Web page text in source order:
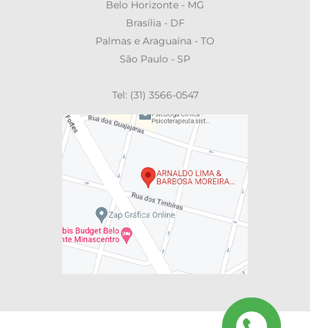
Belo Horizonte - MG
Brasília - DF
Palmas e Araguaína - TO
São Paulo - SP
Tel: (31) 3566-0547